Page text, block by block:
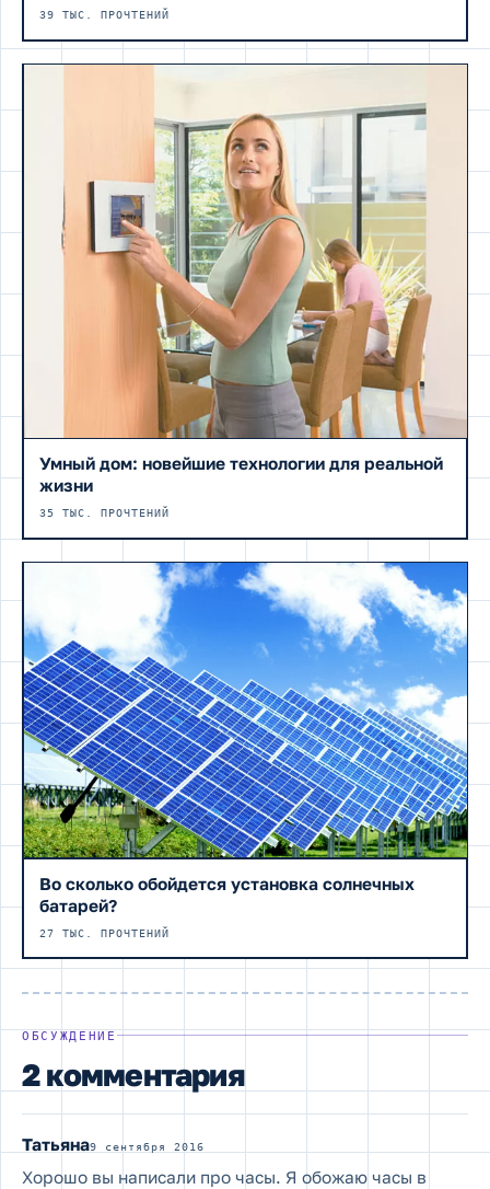
39 ТЫС. ПРОЧТЕНИЙ
Умный дом: новейшие технологии для реальной
жизни
35 ТЫС. ПРОЧТЕНИЙ
Во сколько обойдется установка солнечных
батарей?
27 ТЫС. ПРОЧТЕНИЙ
ОБСУЖДЕНИЕ
2 комментария
Татьяна9 сентября 2016
Хорошо вы написали про часы. Я обожаю часы в